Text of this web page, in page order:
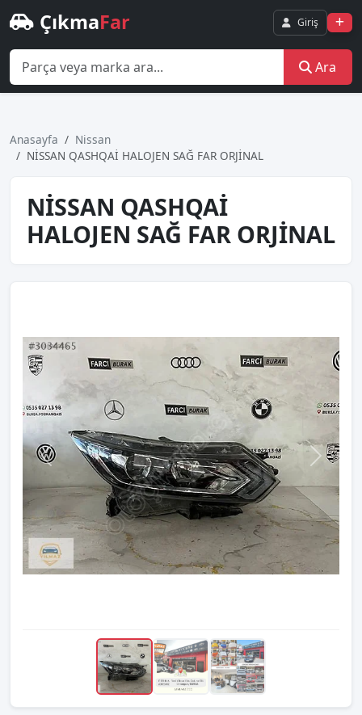
ÇıkmaFar Giriş
Ara
Anasayfa
Nissan
NİSSAN QASHQAİ HALOJEN SAĞ FAR ORJİNAL
NİSSAN QASHQAİ
HALOJEN SAĞ FAR ORJİNAL